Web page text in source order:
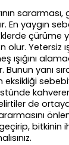
sararması,
En yaygın
çürüme
Yetersiz
ışığını
Bunun yanı
eksikliği
de ortaya
geçirip,